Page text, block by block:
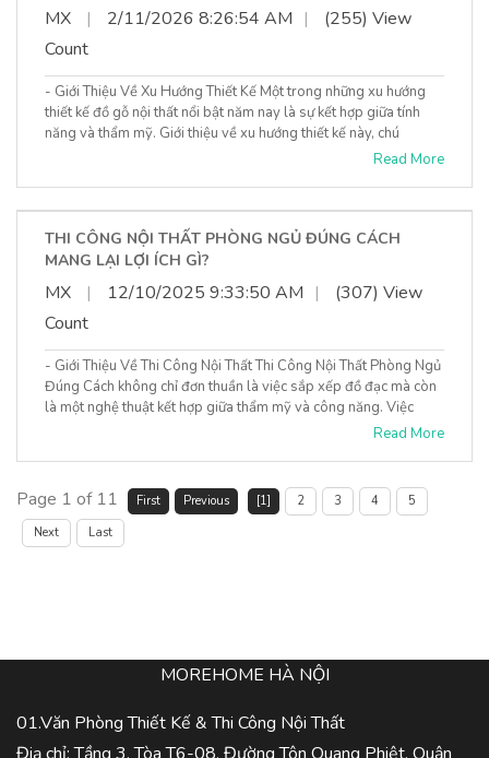
MX | 2/11/2026 8:26:54 AM |
(255) View
Count
- Giới Thiệu Về Xu Hướng Thiết Kế Một trong những xu hướng
thiết kế đồ gỗ nội thất nổi bật năm nay là sự kết hợp giữa tính
năng và thẩm mỹ. Giới thiệu về xu hướng thiết kế này, chú
Read More
THI CÔNG NỘI THẤT PHÒNG NGỦ ĐÚNG CÁCH
MANG LẠI LỢI ÍCH GÌ?
MX | 12/10/2025 9:33:50 AM |
(307) View
Count
- Giới Thiệu Về Thi Công Nội Thất Thi Công Nội Thất Phòng Ngủ
Đúng Cách không chỉ đơn thuần là việc sắp xếp đồ đạc mà còn
là một nghệ thuật kết hợp giữa thẩm mỹ và công năng. Việc
Read More
Page 1 of 11 First Previous [1] 2 3 4
5
Next
Last
MOREHOME HÀ NỘI
01.Văn Phòng Thiết Kế & Thi Công Nội Thất